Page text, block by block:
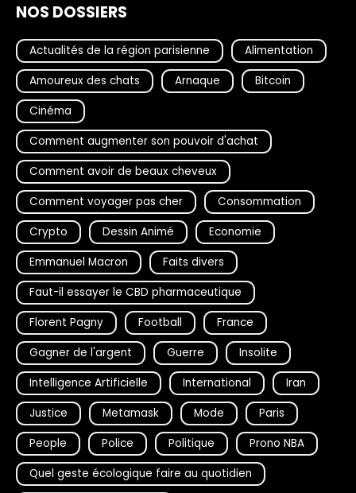
NOS DOSSIERS
Actualités de la région parisienne
Alimentation
Amoureux des chats
Arnaque
Bitcoin
Cinéma
Comment augmenter son pouvoir d'achat
Comment avoir de beaux cheveux
Comment voyager pas cher
Consommation
Crypto
Dessin Animé
Economie
Emmanuel Macron
Faits divers
Faut-il essayer le CBD pharmaceutique
Florent Pagny
Football
France
Gagner de l'argent
Guerre
Insolite
Intelligence Artificielle
International
Iran
Justice
Metamask Mode
Paris
People
Police Politique
Prono NBA
Quel geste écologique faire au quotidien